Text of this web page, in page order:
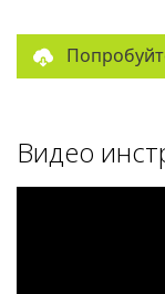
Видео